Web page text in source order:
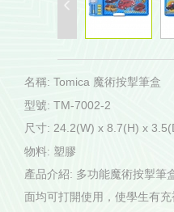
名稱: Tomica 魔術按掣筆盒
型號: TM-7002-2
尺寸: 24.2(W) x 8.7(H) x
物料: 塑膠
產品介紹: 多功能魔術按掣筆
面均可打開使用，使學生有